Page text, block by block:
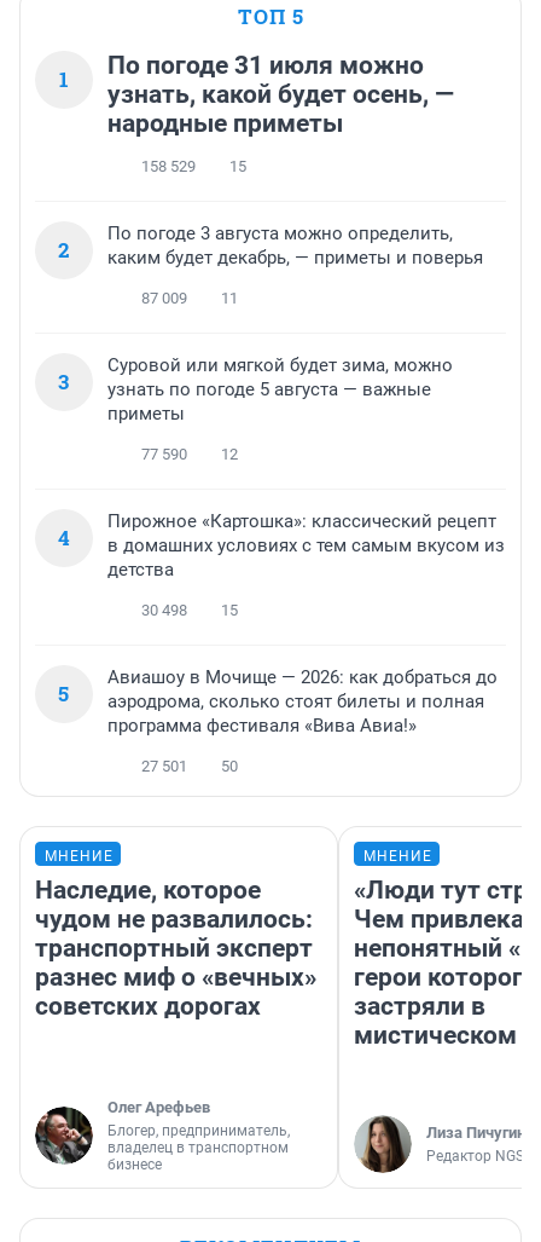
ТОП 5
1
По погоде 31 июля можно
узнать, какой будет осень, —
народные приметы
158 529 15
2
По погоде 3 августа можно определить,
каким будет декабрь, — приметы и поверья
87 009 11
3
Суровой или мягкой будет зима, можно
узнать по погоде 5 августа — важные
приметы
77 590 12
4
Пирожное «Картошка»: классический рецепт
в домашних условиях с тем самым вкусом из
детства
30 498 15
5
Авиашоу в Мочище — 2026: как добраться до
аэродрома, сколько стоят билеты и полная
программа фестиваля «Вива Авиа!»
27 501 50
МНЕНИЕ
Наследие, которое
чудом не развалилось:
транспортный эксперт
разнес миф о «вечных»
советских дорогах
Олег Арефьев
Блогер, предприниматель,
владелец в транспортном
бизнесе
МНЕНИЕ
«Люди тут
Чем
непонятный
герои которого
застряли в
мистическом
Лиза Пичугина
Редактор